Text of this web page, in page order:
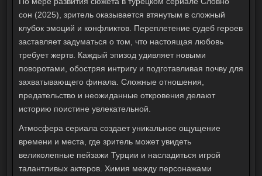
сон (2025) , зритель оказывается втянутым в сложный
клубок эмоций и конфликтов. Переплетение судеб героев
заставляет задуматься о том, что настоящая любовь
требует жертв. Каждый эпизод удивляет новыми
поворотами, обостряя интригу и подготавливая почву для
захватывающего финала. Сложные отношения,
предательство и неожиданные откровения делают
историю поистине увлекательной.
Атмосфера сериала создает уникальное ощущение
времени и места, где зритель может увидеть
великолепные пейзажи Турции и насладиться игрой
талантливых актеров. Химия между персонажами